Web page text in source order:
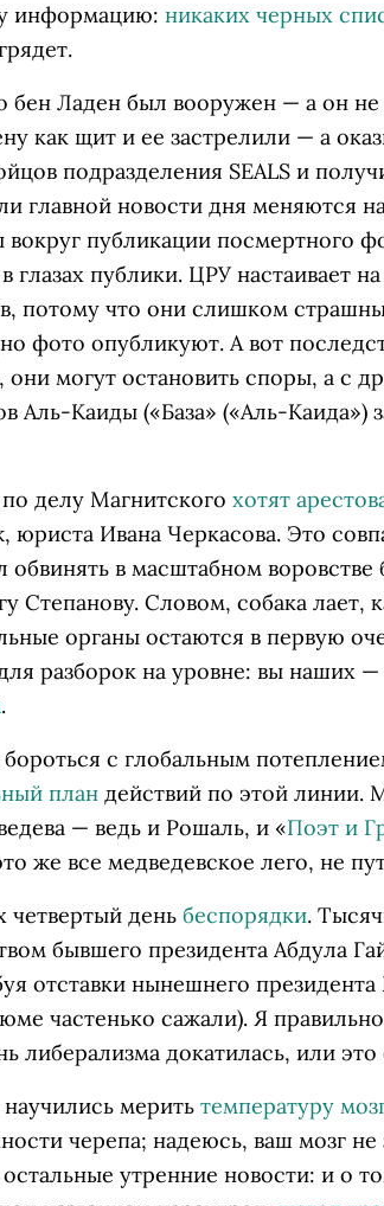
информацию: никаких черных
бен Ладен был вооружен — а он
как щит и ее застрелили — а
подразделения SEALS и
главной новости дня меняются
публикации посмертного
в глазах публики. ЦРУ настаивает
потому что они слишком
фото опубликуют. А вот
могут остановить споры, а с
Аль-Каиды («База» («Аль-
делу Магнитского хотят
Ивана Черкасова. Это
обвинять в масштабном
Степанову. Словом, собака лает,
органы остаются в первую
разборок на уровне: вы наших
.
с глобальным
план действий по этой линии.
— ведь и Рошаль, и «Поэт и
же все медведевское лего, не
четвертый день беспорядки.
бывшего президента Абдула
отставки нынешнего
частенько сажали). Я
либерализма докатилась, или
мерить температуру
черепа; надеюсь, ваш мозг
остальные утренние новости: и о